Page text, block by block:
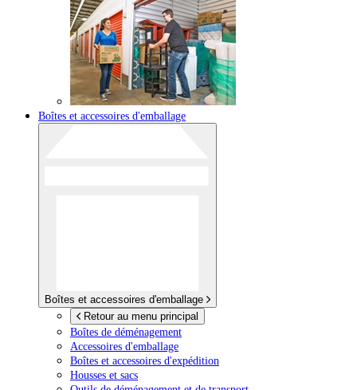
Boîtes et accessoires d'emballage
Boîtes et accessoires d'emballage
Retour au menu principal
Boîtes de déménagement
Accessoires d'emballage
Boîtes et accessoires d'expédition
Housses et sacs